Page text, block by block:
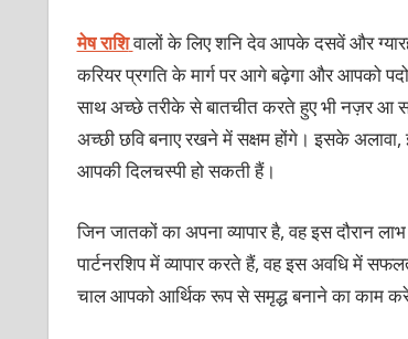
मेष राशिवालों के लिए शनि देव आपके दसवें और
करियर प्रगति के मार्ग पर आगे बढ़ेगा और आपको
साथ अच्छे तरीके से बातचीत करते हुए भी नज़र आ
अच्छी छवि बनाए रखने में सक्षम होंगे। इसके
आपकी दिलचस्पी हो सकती हैं।
जिन जातकों का अपना व्यापार है, वह इस दौरान
पार्टनरशिप में व्यापार करते हैं, वह इस अवधि में
चाल आपको आर्थिक रूप से समृद्ध बनाने का काम